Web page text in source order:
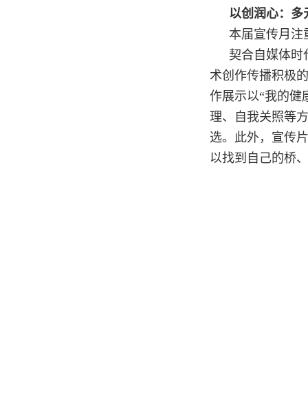
以创润心：多
本届宣传月注
契合自媒体时
术创作传播积极
作展示以“我的健
理、自我关照等
选。此外，宣传
以找到自己的桥